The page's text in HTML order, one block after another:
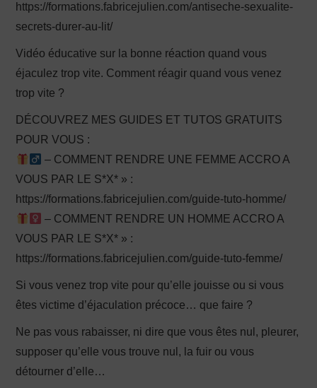
https://formations.fabricejulien.com/antiseche-sexualite-
secrets-durer-au-lit/
Vidéo éducative sur la bonne réaction quand vous
éjaculez trop vite. Comment réagir quand vous venez
trop vite ?
DÉCOUVREZ MES GUIDES ET TUTOS GRATUITS
POUR VOUS :
– COMMENT RENDRE UNE FEMME ACCRO A
VOUS PAR LE S*X* » :
https://formations.fabricejulien.com/guide-tuto-homme/
– COMMENT RENDRE UN HOMME ACCRO A
VOUS PAR LE S*X* » :
https://formations.fabricejulien.com/guide-tuto-femme/
Si vous venez trop vite pour qu’elle jouisse ou si vous
êtes victime d’éjaculation précoce… que faire ?
Ne pas vous rabaisser, ni dire que vous êtes nul, pleurer,
supposer qu’elle vous trouve nul, la fuir ou vous
détourner d’elle…